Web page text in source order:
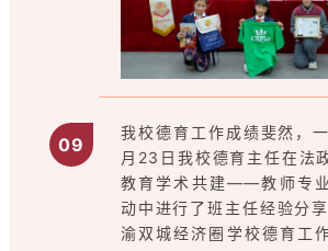
09
我校德育工作成绩斐然，
月23日我校德育主任在法
教育学术共建——教师专
动中进行了班主任经验分
渝双城经济圈学校德育工